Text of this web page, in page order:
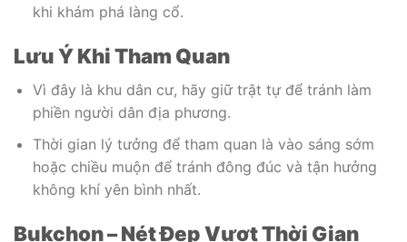
khi khám phá làng cổ.
Lưu Ý Khi Tham Quan
Vì đây là khu dân cư, hãy giữ trật tự để tránh làm
phiền người dân địa phương.
Thời gian lý tưởng để tham quan là vào sáng sớm
hoặc chiều muộn để tránh đông đúc và tận hưởng
không khí yên bình nhất.
Bukchon – Nét Đẹp Vượt Thời Gian